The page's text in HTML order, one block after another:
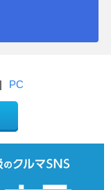
| PC